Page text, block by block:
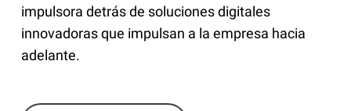
impulsora detrás de soluciones digitales
innovadoras que impulsan a la empresa hacia
adelante.